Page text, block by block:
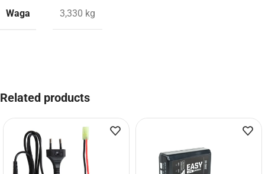
Waga
3,330 kg
Related products